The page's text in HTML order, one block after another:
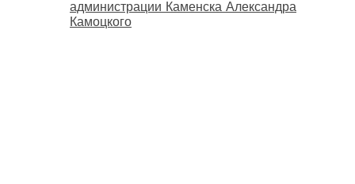
администрации Каменска Александра
Камоцкого